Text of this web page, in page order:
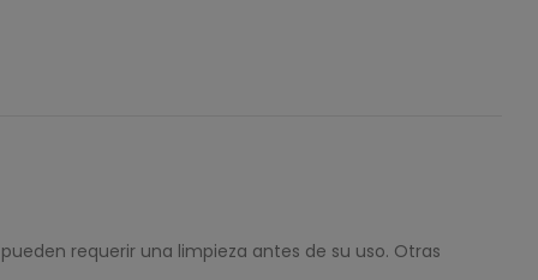
requerir una limpieza antes de su uso. Otras